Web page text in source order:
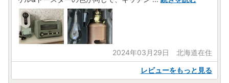
2024年03月29日 北海道在住
レビューをもっと見る